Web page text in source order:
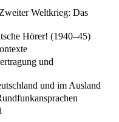
Weltkrieg: Das
Hörer! (1940–45)
und
und im Ausland